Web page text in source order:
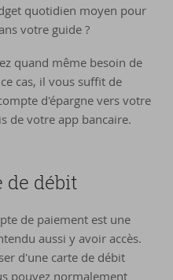
quotidien moyen pour
votre guide ?
quand même besoin de
cas, il vous suffit de
d'épargne vers votre
de votre app bancaire.
débit
de paiement est une
aussi y avoir accès.
d'une carte de débit
pouvez normalement